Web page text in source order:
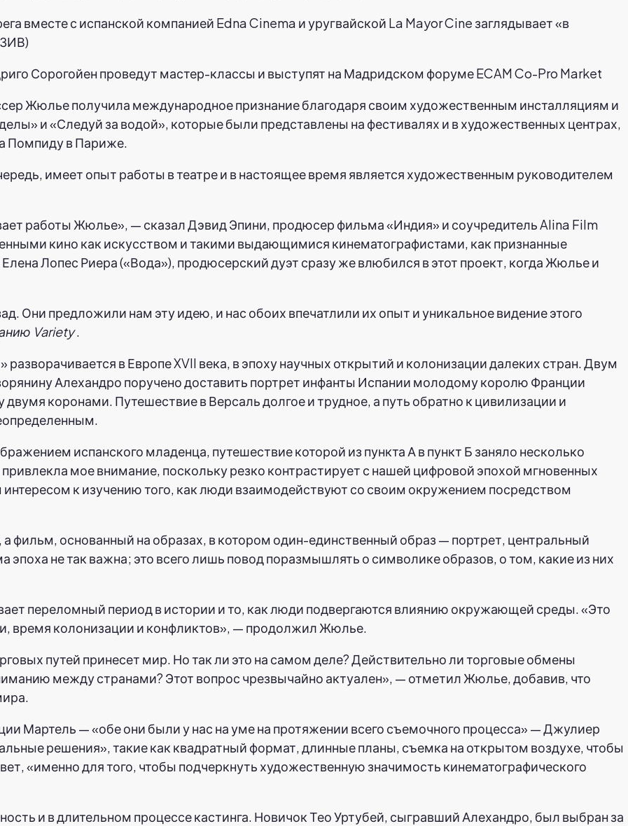
вместе с испанской компанией Edna Cinema и уругвайской La Mayor Cine заглядывает «в
Сорогойен проведут мастер-классы и выступят на Мадридском форуме ECAM Co-Pro Market
Жюлье получила международное признание благодаря своим художественным инсталляциям и
и «Следуй за водой», которые были представлены на фестивалях и в художественных центрах,
Помпиду в Париже.
имеет опыт работы в театре и в настоящее время является художественным руководителем
работы Жюлье», — сказал Дэвид Эпини, продюсер фильма «Индия» и соучредитель Alina Film
кино как искусством и такими выдающимися кинематографистами, как признанные
Лопес Риера («Вода»), продюсерский дуэт сразу же влюбился в этот проект, когда Жюлье и
Они предложили нам эту идею, и нас обоих впечатлили их опыт и уникальное видение этого
Variety.
в Европе XVII века, в эпоху научных открытий и колонизации далеких стран. Двум
Алехандро поручено доставить портрет инфанты Испании молодому королю Франции
коронами. Путешествие в Версаль долгое и трудное, а путь обратно к цивилизации и
испанского младенца, путешествие которой из пункта А в пункт Б заняло несколько
мое внимание, поскольку резко контрастирует с нашей цифровой эпохой мгновенных
к изучению того, как люди взаимодействуют со своим окружением посредством
фильм, основанный на образах, в котором один-единственный образ — портрет, центральный
не так важна; это всего лишь повод поразмышлять о символике образов, о том, какие из них
переломный период в истории и то, как люди подвергаются влиянию окружающей среды. «Это
время колонизации и конфликтов», — продолжил Жюлье.
путей принесет мир. Но так ли это на самом деле? Действительно ли торговые обмены
между странами? Этот вопрос чрезвычайно актуален», — отметил Жюлье, добавив, что
Мартель — «обе они были у нас на уме на протяжении всего съемочного процесса» — Джулиер
решения», такие как квадратный формат, длинные планы, съемка на открытом воздухе, чтобы
«именно для того, чтобы подчеркнуть художественную значимость кинематографического
и в длительном процессе кастинга. Новичок Тео Уртубей, сыгравший Алехандро, был выбран за